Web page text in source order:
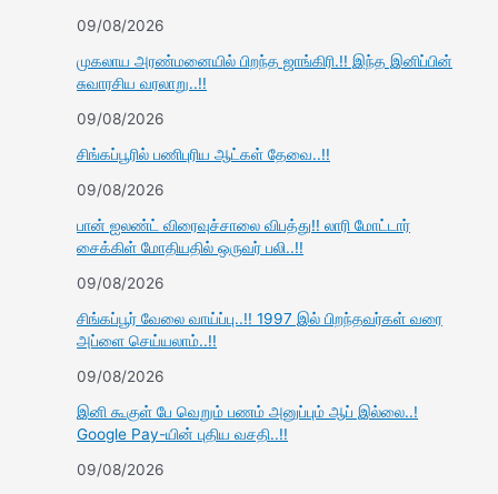
09/08/2026
முகலாய அரண்மனையில் பிறந்த ஜாங்கிரி.!! இந்த இனிப்பின்
சுவாரசிய வரலாறு..!!
09/08/2026
சிங்கப்பூரில் பணிபுரிய ஆட்கள் தேவை..!!
09/08/2026
பான் ஐலண்ட் விரைவுச்சாலை விபத்து!! லாரி மோட்டார்
சைக்கிள் மோதியதில் ஒருவர் பலி..!!
09/08/2026
சிங்கப்பூர் வேலை வாய்ப்பு..!! 1997 இல் பிறந்தவர்கள் வரை
அப்ளை செய்யலாம்..!!
09/08/2026
இனி கூகுள் பே வெறும் பணம் அனுப்பும் ஆப் இல்லை..!
Google Pay-யின் புதிய வசதி..!!
09/08/2026